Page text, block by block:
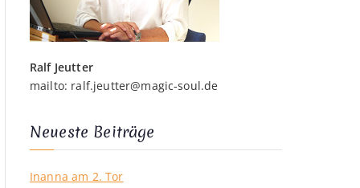
Ralf Jeutter
mailto: ralf.jeutter@magic-soul.de
Neueste Beiträge
Inanna am 2. Tor